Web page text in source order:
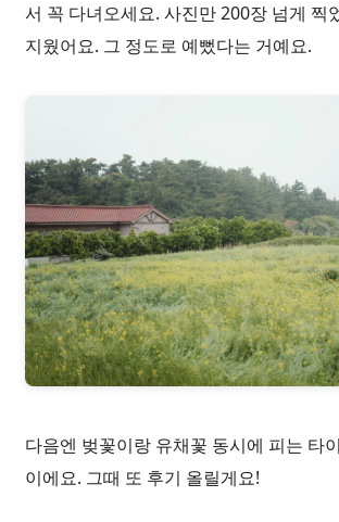
서 꼭 다녀오세요. 사진만 200장 넘게 찍
지웠어요. 그 정도로 예뻤다는 거예요.
다음엔 벚꽃이랑 유채꽃 동시에 피는 타
이에요. 그때 또 후기 올릴게요!